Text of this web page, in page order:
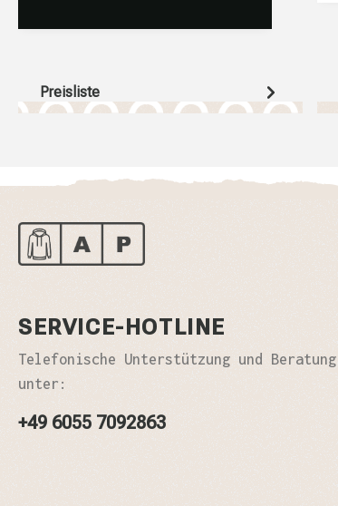
Preisliste
SERVICE-HOTLINE
Telefonische Unterstützung und Beratung
unter:
+49 6055 7092863